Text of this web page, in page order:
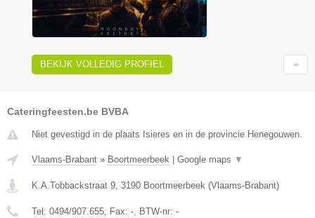
BEKIJK VOLLEDIG PROFIEL
Cateringfeesten.be BVBA
Niet gevestigd in de plaats Isieres en in de provincie Henegouwen.
Vlaams-Brabant » Boortmeerbeek Google maps ▼
K.A.Tobbackstraat 9, 3190 Boortmeerbeek (Vlaams-Brabant)
Tel: 0494/907.655, Fax: -, BTW-nr: -